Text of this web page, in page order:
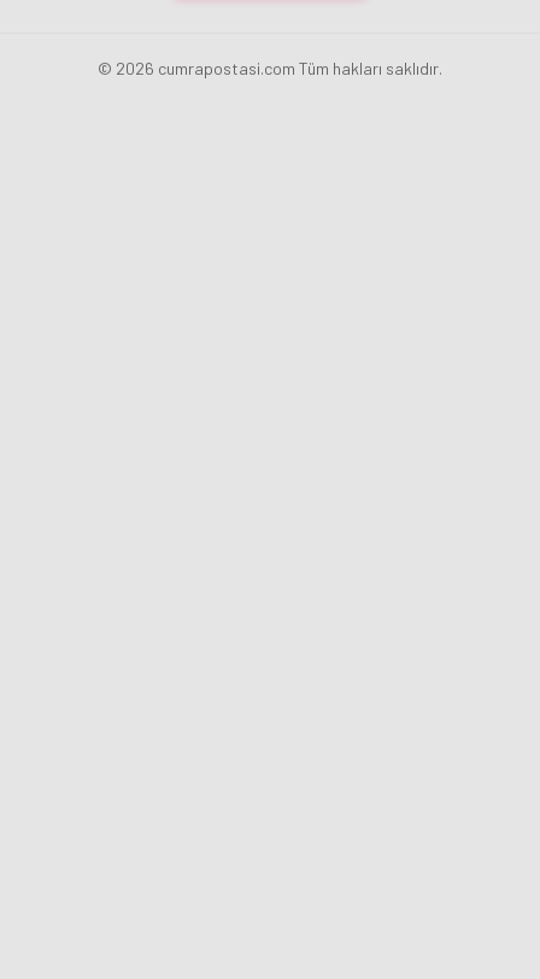
© 2026 cumrapostasi.com Tüm hakları saklıdır.